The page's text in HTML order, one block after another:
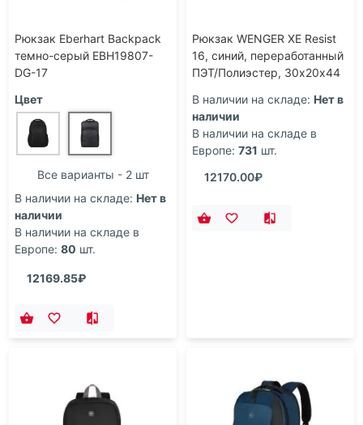
Рюкзак Eberhart Backpack
темно-серый EBH19807-
DG-17
Цвет
Все варианты - 2 шт
В наличии на складе: Нет в
наличии
В наличии на складе в
Европе: 80 шт.
12169.85₽
Рюкзак WENGER XE Resist
16, синий, переработанный
ПЭТ/Полиэстер, 30х20х44
В наличии на складе: Нет в
наличии
В наличии на складе в
Европе: 731 шт.
12170.00₽